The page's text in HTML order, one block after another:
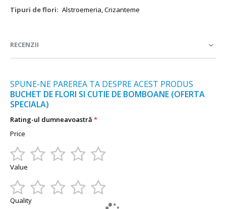
Mai
Alstroemeria, Crizanteme
RECENZII
SPUNE-NE PAREREA TA DESPRE ACEST PRODUS
BUCHET DE FLORI SI CUTIE DE BOMBOANE (OFERTA
SPECIALA)
Rating-ul dumneavoastră
Price
1
2
3
4
5
Value
1
2
3
4
5
Quality